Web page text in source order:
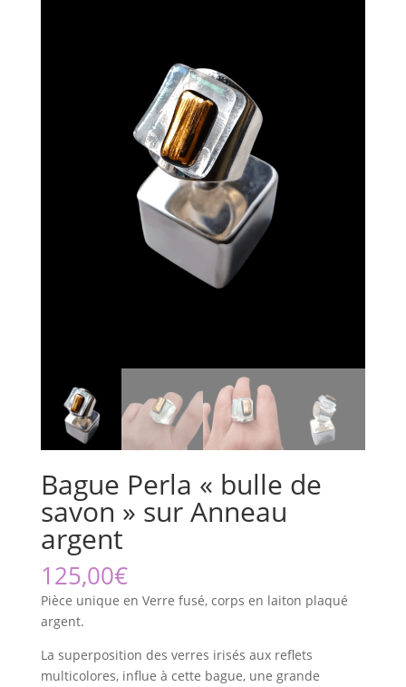
Bague Perla « bulle de
savon » sur Anneau
argent
125,00€
Pièce unique en Verre fusé, corps en laiton plaqué
argent.
La superposition des verres irisés aux reflets
multicolores, influe à cette bague, une grande